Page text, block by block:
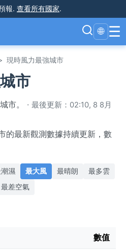
報. 查看所有國家.
🌐 ☰
現時風力最強城市
市
市。 · 最後更新：02:10, 8 8月
的最新觀測數據持續更新，數
濕 最大風 最晴朗
最多雲
最差空氣
數值